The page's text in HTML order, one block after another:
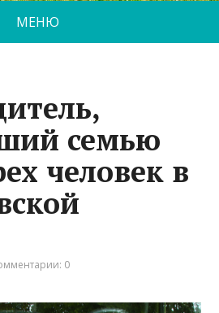
МЕНЮ
семью
человек в
0